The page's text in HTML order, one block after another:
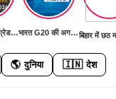
UPPSC LT ग्रेड मुख्य परीक्षा 11 जुलाई को: हिंदी, सामाजिक विज्ञान, फिजिकल साइंस और संगीत विषयों की होगी परीक्षा भारत G20 की अगली बैठक की तैयारी में
🌎 दुनिया 🇮🇳 देश